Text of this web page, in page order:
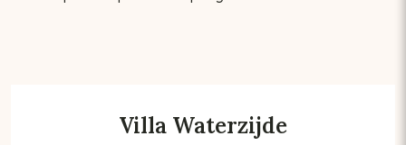
Villa Waterzijde